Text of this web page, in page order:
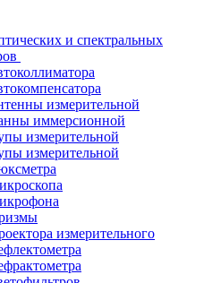
и спектральных
измерительной
иммерсионной
измерительной
измерительной
измерительного